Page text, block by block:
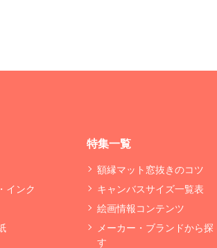
インク
特集一覧
額縁マット窓抜きのコツ
キャンバスサイズ一覧表
絵画情報コンテンツ
メーカー・ブランドから探
す